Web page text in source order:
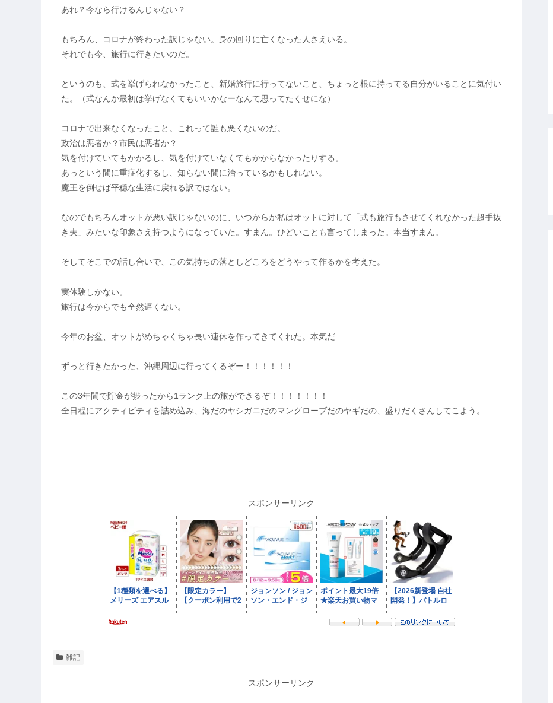
あれ？今なら行けるんじゃない？
もちろん、コロナが終わった訳じゃない。身の回りに亡くなった人さえいる。
それでも今、旅行に行きたいのだ。
というのも、式を挙げられなかったこと、新婚旅行に行ってないこと、ちょっと根に持ってる自分がいることに気付い
た。（式なんか最初は挙げなくてもいいかなーなんて思ってたくせにな）
コロナで出来なくなったこと。これって誰も悪くないのだ。
政治は悪者か？市民は悪者か？
気を付けていてもかかるし、気を付けていなくてもかからなかったりする。
あっという間に重症化するし、知らない間に治っているかもしれない。
魔王を倒せば平穏な生活に戻れる訳ではない。
なのでもちろんオットが悪い訳じゃないのに、いつからか私はオットに対して「式も旅行もさせてくれなかった超手抜
き夫」みたいな印象さえ持つようになっていた。すまん。ひどいことも言ってしまった。本当すまん。
そしてそこでの話し合いで、この気持ちの落としどころをどうやって作るかを考えた。
実体験しかない。
旅行は今からでも全然遅くない。
今年のお盆、オットがめちゃくちゃ長い連休を作ってきてくれた。本気だ……
ずっと行きたかった、沖縄周辺に行ってくるぞー！！！！！！
この3年間で貯金が捗ったから1ランク上の旅ができるぞ！！！！！！！
全日程にアクティビティを詰め込み、海だのヤシガニだのマングローブだのヤギだの、盛りだくさんしてこよう。
スポンサーリンク
雑記
スポンサーリンク